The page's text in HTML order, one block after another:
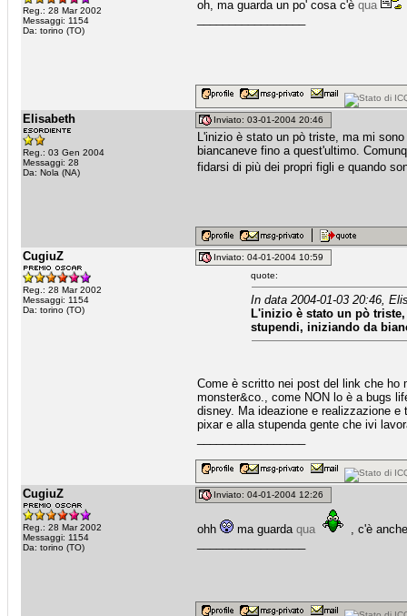
Reg.: 28 Mar 2002
Messaggi: 1154
Da: torino (TO)
oh, ma guarda un po' cosa c'è qua
Elisabeth
Reg.: 03 Gen 2004
Messaggi: 28
Da: Nola (NA)
Inviato: 03-01-2004 20:46
L'inizio è stato un pò triste, ma mi
biancaneve fino a quest'ultimo.
fidarsi di più dei propri figli e quando
CugiuZ
Reg.: 28 Mar 2002
Messaggi: 1154
Da: torino (TO)
Inviato: 04-01-2004 10:59
quote:
In data 2004-01-03 20:46,
L'inizio è stato un pò
stupendi, iniziando da
Come è scritto nei post del link che ho
monster&co., come NON lo è a bugs
disney. Ma ideazione e realizzazione
pixar e alla stupenda gente che ivi
CugiuZ
Reg.: 28 Mar 2002
Messaggi: 1154
Da: torino (TO)
Inviato: 04-01-2004 12:26
ohh ma guarda qua
, c'è